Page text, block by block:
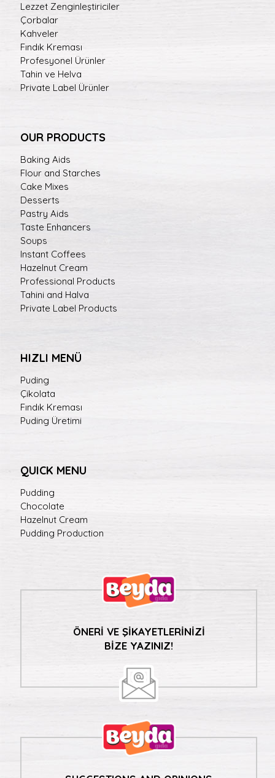
Lezzet Zenginleştiriciler
Çorbalar
Kahveler
Fındık Kreması
Profesyonel Ürünler
Tahin ve Helva
Private Label Ürünler
OUR PRODUCTS
Baking Aids
Flour and Starches
Cake Mixes
Desserts
Pastry Aids
Taste Enhancers
Soups
Instant Coffees
Hazelnut Cream
Professional Products
Tahini and Halva
Private Label Products
HIZLI MENÜ
Puding
Çikolata
Fındık Kreması
Puding Üretimi
QUICK MENU
Pudding
Chocolate
Hazelnut Cream
Pudding Production
ÖNERİ VE ŞİKAYETLERİNİZİ
BİZE YAZINIZ!